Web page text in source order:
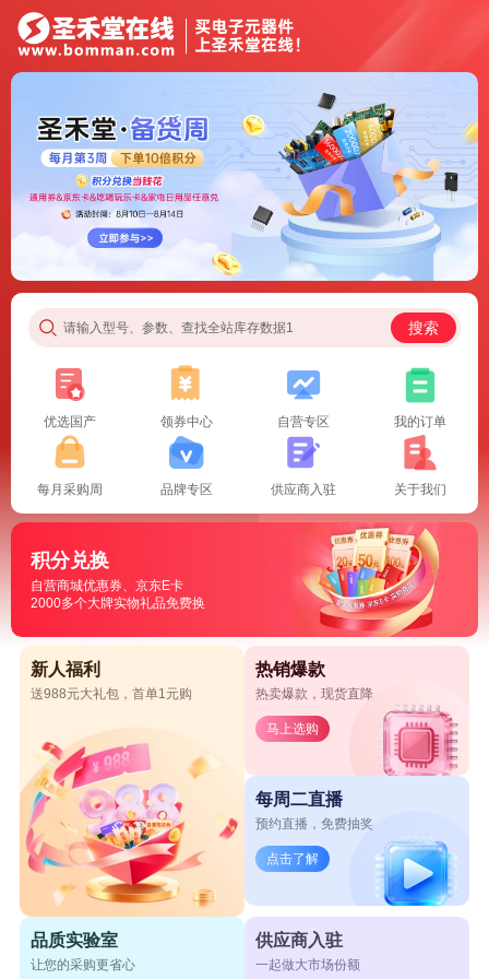
请输入型号、参数、查找全站库存数据1 搜索
优选国产 领券中心 自营专区 我的订单
每月采购周 品牌专区 供应商入驻 关于我们
积分兑换
自营商城优惠券、京东E卡
2000多个大牌实物礼品免费换
新人福利
送988元大礼包，首单1元购
热销爆款
热卖爆款，现货直降
马上选购
每周二直播
预约直播，免费抽奖
点击了解
品质实验室
让您的采购更省心
供应商入驻
一起做大市场份额